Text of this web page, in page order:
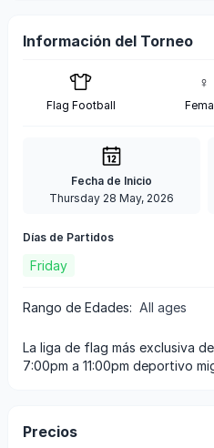
Información del Torneo
Flag Football
♀
Fecha de Inicio
Thursday 28 May, 2026
Días de Partidos
Friday
Rango de Edades: All ages
la liga de flag más exclusiva de la zona norte viernes de
7:00pm a 11:00pm deportivo
Precios